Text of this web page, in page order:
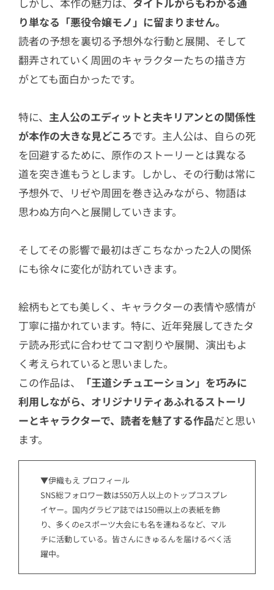
り単なる「悪役令嬢モノ」に留まりません。
読者の予想を裏切る予想外な行動と展開、そして
翻弄されていく周囲のキャラクターたちの描き方
がとても面白かったです。
特に、 主人公のエディットと夫キリアンとの関係性
が本作の大きな見どころです。主人公は、自らの死
を回避するために、原作のストーリーとは異なる
道を突き進もうとします。しかし、その行動は常に
予想外で、リゼや周囲を巻き込みながら、物語は
思わぬ方向へと展開していきます。
そしてその影響で最初はぎこちなかった2人の関係
にも徐々に変化が訪れていきます。
絵柄もとても美しく、キャラクターの表情や感情が
丁寧に描かれています。特に、近年発展してきたタ
テ読み形式に合わせてコマ割りや展開、演出もよ
く考えられていると思いました。
この作品は、
「王道シチュエーション」を巧みに
利用しながら、オリジナリティあふれるストーリ
ーとキャラクターで、読者を魅了する作品だと思い
ます。
▼伊織もえ プロフィール
SNS総フォロワー数は550万人以上のトップコスプレ
イヤー。国内グラビア誌では150冊以上の表紙を飾
り、多くのeスポーツ大会にも名を連ねるなど、マル
チに活動している。皆さんにきゅるんを届けるべく活
躍中。